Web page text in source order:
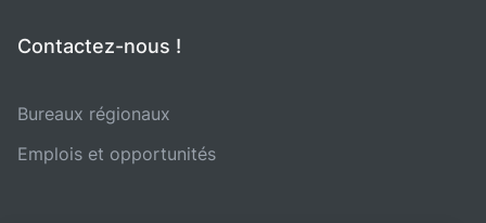
Contactez-nous !
Bureaux régionaux
Emplois et opportunités